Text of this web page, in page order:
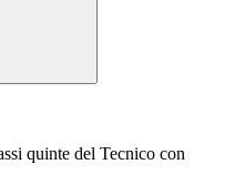
quinte del Tecnico con